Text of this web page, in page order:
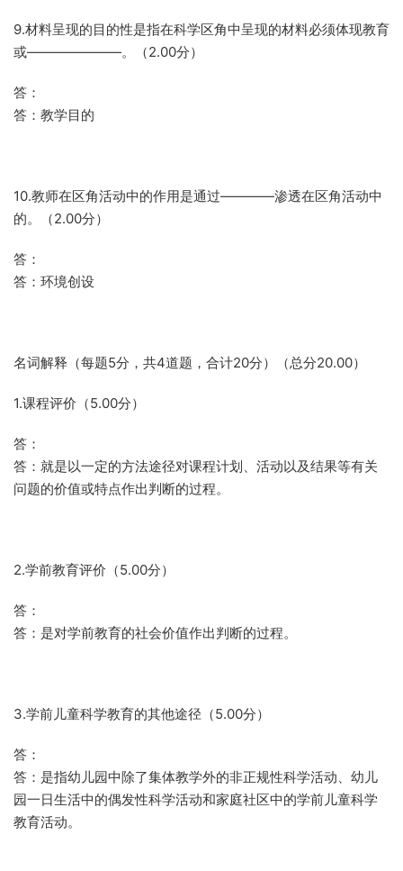
9.材料呈现的目的性是指在科学区角中呈现的材料必须体现教育
或———————。（2.00分）
答：
答：教学目的
10.教师在区角活动中的作用是通过————渗透在区角活动中
的。（2.00分）
答：
答：环境创设
名词解释（每题5分，共4道题，合计20分）（总分20.00）
1.课程评价（5.00分）
答：
答：就是以一定的方法途径对课程计划、活动以及结果等有关
问题的价值或特点作出判断的过程。
2.学前教育评价（5.00分）
答：
答：是对学前教育的社会价值作出判断的过程。
3.学前儿童科学教育的其他途径（5.00分）
答：
答：是指幼儿园中除了集体教学外的非正规性科学活动、幼儿
园一日生活中的偶发性科学活动和家庭社区中的学前儿童科学
教育活动。